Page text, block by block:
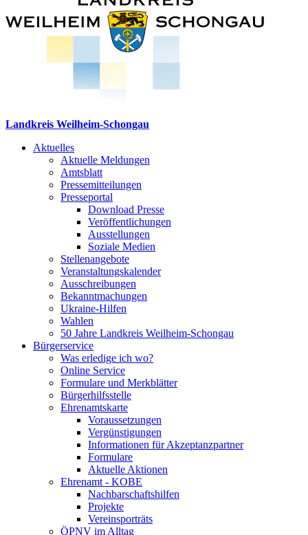
Landkreis Weilheim-Schongau
Aktuelles
Aktuelle Meldungen
Amtsblatt
Pressemitteilungen
Presseportal
Download Presse
Veröffentlichungen
Ausstellungen
Soziale Medien
Stellenangebote
Veranstaltungskalender
Ausschreibungen
Bekanntmachungen
Ukraine-Hilfen
Wahlen
50 Jahre Landkreis Weilheim-Schongau
Bürgerservice
Was erledige ich wo?
Online Service
Formulare und Merkblätter
Bürgerhilfsstelle
Ehrenamtskarte
Voraussetzungen
Vergünstigungen
Informationen für Akzeptanzpartner
Formulare
Aktuelle Aktionen
Ehrenamt - KOBE
Nachbarschaftshilfen
Projekte
Vereinsporträts
ÖPNV im Alltag